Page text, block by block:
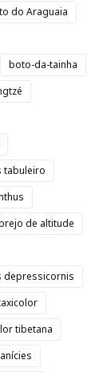
do Araguaia
boto-da-tainha
tabuleiro
de altitude
depressicornis
tibetana